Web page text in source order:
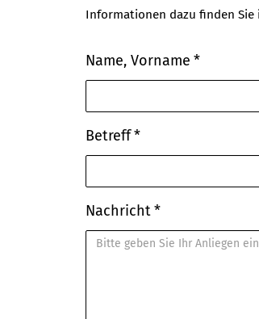
Informationen dazu finden Sie
Name, Vorname
Betreff
Nachricht